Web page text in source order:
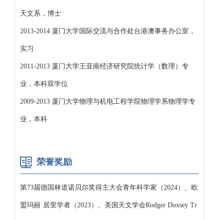
天文系，博士
2013-2014 厦门大学国际交流与合作处台港澳事务办公室，
实习
2011-2013 厦门大学王亚南经济研究院统计学（数理）专
业，本科双学位
2009-2013 厦门大学物理与机电工程学院物理学系物理学专
业，本科
荣誉奖励
第73届德国林道诺贝尔奖得主大会青年科学家（2024）、欧
盟玛丽·居里学者（2023）、美国天文学会Rodger Doxsey Tr